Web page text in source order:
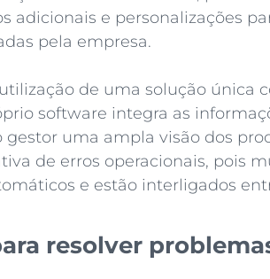
adicionais e personalizações
pela empresa.
de uma solução única
software integra as
uma ampla visão dos
de erros operacionais, pois
e estão interligados
resolver